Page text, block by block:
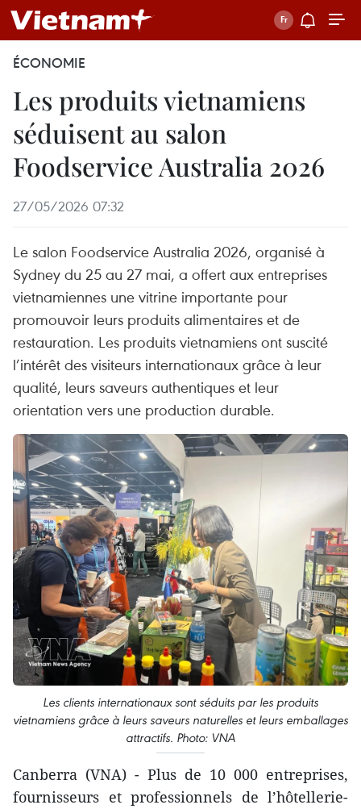
ÉCONOMIE
Les produits vietnamiens
séduisent au salon
Foodservice Australia 2026
27/05/2026 07:32
Le salon Foodservice Australia 2026, organisé à
Sydney du 25 au 27 mai, a offert aux entreprises
vietnamiennes une vitrine importante pour
promouvoir leurs produits alimentaires et de
restauration. Les produits vietnamiens ont suscité
l’intérêt des visiteurs internationaux grâce à leur
qualité, leurs saveurs authentiques et leur
orientation vers une production durable.
Les clients internationaux sont séduits par les produits
vietnamiens grâce à leurs saveurs naturelles et leurs emballages
attractifs. Photo: VNA
Canberra (VNA) - Plus de 10 000 entreprises,
fournisseurs et professionnels de l’hôtellerie-